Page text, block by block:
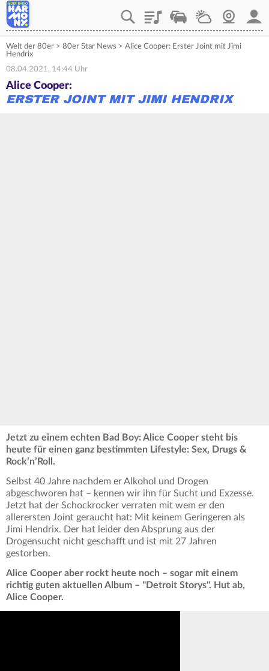
PlaylistVerkehrWetterWebcam
Welt der 80er > 80er Star News > Alice Cooper: Erster Joint mit Jimi
Hendrix
08.04.2021, 14:44 Uhr
Alice Cooper:
ERSTER JOINT MIT JIMI HENDRIX
Jetzt zu einem echten Bad Boy: Alice Cooper steht bis
heute für einen ganz bestimmten Lifestyle: Sex, Drugs &
Rock’n’Roll.
Selbst 40 Jahre nachdem er Alkohol und Drogen
abgeschworen hat – kennen wir ihn für Sucht und Exzesse.
Jetzt hat der Schockrocker verraten mit wem er den
allerersten Joint geraucht hat: Mit keinem Geringeren als
Jimi Hendrix. Der hat leider den Absprung aus der
Drogensucht nicht geschafft und ist mit 27 Jahren
gestorben.
Alice Cooper aber rockt heute noch – sogar mit einem
richtig guten aktuellen Album – "Detroit Storys". Hut ab,
Alice Cooper.